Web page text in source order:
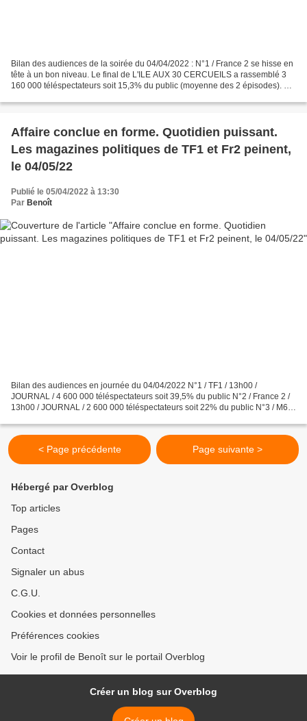
Bilan des audiences de la soirée du 04/04/2022 : N°1 / France 2 se hisse en
tête à un bon niveau. Le final de L'ILE AUX 30 CERCUEILS a rassemblé 3
160 000 téléspectateurs soit 15,3% du public (moyenne des 2 épisodes). La
Affaire conclue en forme. Quotidien puissant.
Les magazines politiques de TF1 et Fr2 peinent,
le 04/05/22
Publié le 05/04/2022 à 13:30
Par Benoît
Bilan des audiences en journée du 04/04/2022 N°1 / TF1 / 13h00 /
JOURNAL / 4 600 000 téléspectateurs soit 39,5% du public N°2 / France 2 /
13h00 / JOURNAL / 2 600 000 téléspectateurs soit 22% du public N°3 / M6 /
< Page précédente Page suivante >
Hébergé par Overblog
Top articles
Pages
Contact
Signaler un abus
C.G.U.
Cookies et données personnelles
Préférences cookies
Voir le profil de Benoît sur le portail Overblog
Créer un blog sur Overblog